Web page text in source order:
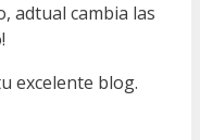
adtual cambia las
excelente blog.